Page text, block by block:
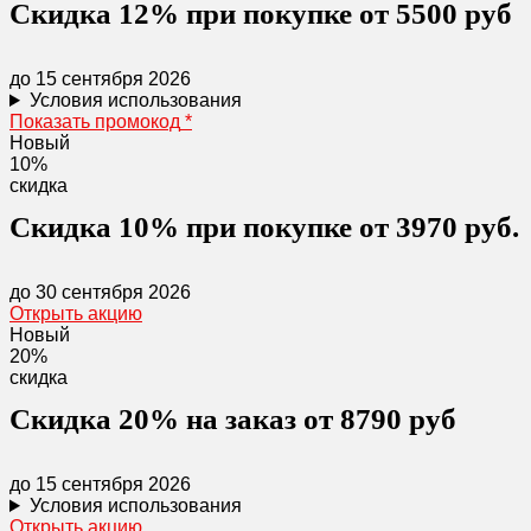
Скидка 12% при покупке от 5500 руб
до 15 сентября 2026
Условия использования
Показать промокод *
Новый
10%
скидка
Скидка 10% при покупке от 3970 руб.
до 30 сентября 2026
Открыть акцию
Новый
20%
скидка
Скидка 20% на заказ от 8790 руб
до 15 сентября 2026
Условия использования
Открыть акцию